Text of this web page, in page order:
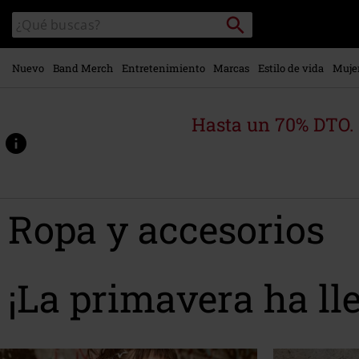
contenido
principal
Buscar
en
el
catálogo
Buscar
Nuevo Band Merch Entretenimiento Marcas Estilo de vida
Hasta un 70%
Ropa y accesorios
¡La primavera ha